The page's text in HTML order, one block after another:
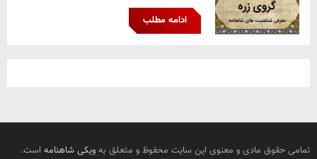
ادامه مطلب
تمامی حقوق مادی و معنوی این سایت محفوظ و متعلق به ویکی شاهنامه است.